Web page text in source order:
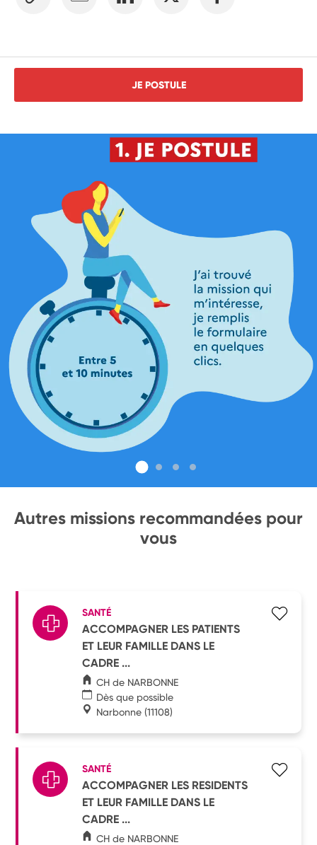
JE POSTULE
Autres missions recommandées pour
vous
SANTÉ
ACCOMPAGNER LES PATIENTS
ET LEUR FAMILLE DANS LE
CADRE ...
CH de NARBONNE
Dès que possible
Narbonne (11108)
SANTÉ
ACCOMPAGNER LES RESIDENTS
ET LEUR FAMILLE DANS LE
CADRE ...
CH de NARBONNE